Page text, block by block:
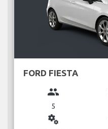
FORD FIESTA
group
5
miscellaneous_services